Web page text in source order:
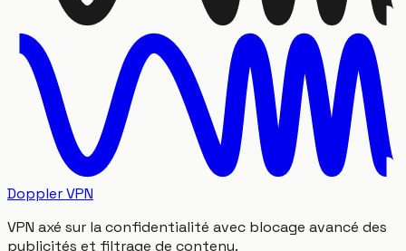
Doppler VPN
VPN axé sur la confidentialité avec blocage avancé des
publicités et filtrage de contenu.